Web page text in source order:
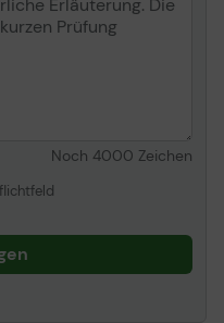
Noch 4000 Zeichen